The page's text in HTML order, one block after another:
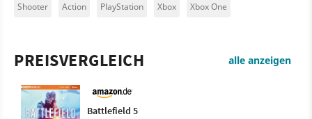
Shooter Action PlayStation Xbox Xbox One
PREISVERGLEICH alle anzeigen
Battlefield 5